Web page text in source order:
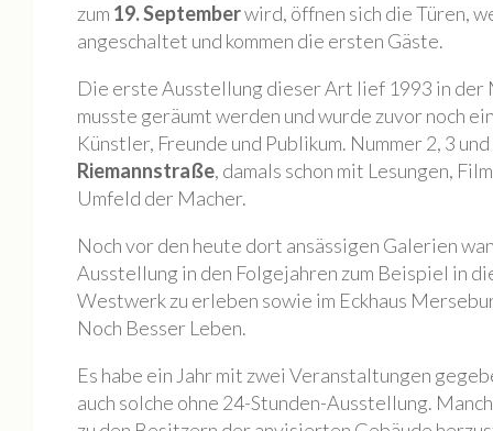
Bildauswahl 2019
Sommerfest Am Brunnen 2019
Vernissage Joachim R. Niggemeyer / Enno Folkerts
Bildauswahl 2018
6. MONOPOL-TURNIER BOULE
Offene Ateliers 2018
Bildauswahl 2017
3. Monopol-Turnier Boule
2. Monopol-Turnier Boule
zum 19. Septemberwird, öffnen sich die Türen,
angeschaltet und kommen die ersten Gäste.
Die erste Ausstellung dieser Art lief 1993 in der
musste geräumt werden und wurde zuvor noch
Künstler, Freunde und Publikum. Nummer 2, 3
Riemannstraße, damals schon mit Lesungen,
Umfeld der Macher.
Noch vor den heute dort ansässigen Galerien
Ausstellung in den Folgejahren zum Beispiel in
Westwerk zu erleben sowie im Eckhaus
Noch Besser Leben.
Es habe ein Jahr mit zwei Veranstaltungen
auch solche ohne 24-Stunden-Ausstellung.